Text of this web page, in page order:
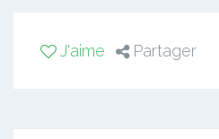
J'aime Partager